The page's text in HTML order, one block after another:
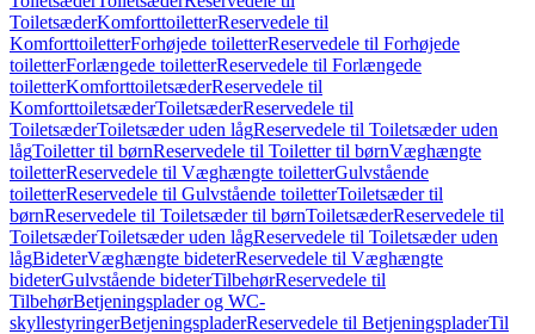
ToiletsæderKomforttoiletterReservedele til
KomforttoiletterForhøjede toiletterReservedele til Forhøjede
toiletterForlængede toiletterReservedele til Forlængede
toiletterKomforttoiletsæderReservedele til
KomforttoiletsæderToiletsæderReservedele til
ToiletsæderToiletsæder uden lågReservedele til Toiletsæder uden
lågToiletter til børnReservedele til Toiletter til børnVæghængte
toiletterReservedele til Væghængte toiletterGulvstående
toiletterReservedele til Gulvstående toiletterToiletsæder til
børnReservedele til Toiletsæder til børnToiletsæderReservedele til
ToiletsæderToiletsæder uden lågReservedele til Toiletsæder uden
lågBideterVæghængte bideterReservedele til Væghængte
bideterGulvstående bideterTilbehørReservedele til
TilbehørBetjeningsplader og WC-
skyllestyringerBetjeningspladerReservedele til BetjeningspladerTil